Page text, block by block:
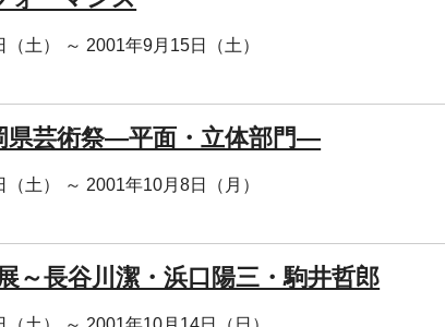
土） ～ 2001年9月15日（土）
県芸術祭―平面・立体部門―
土） ～ 2001年10月8日（月）
～長谷川潔・浜口陽三・駒井哲郎